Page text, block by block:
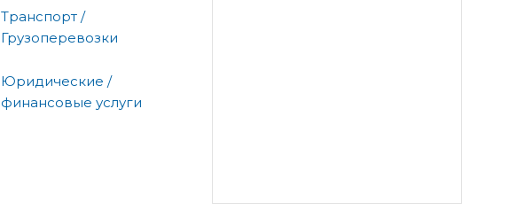
Транспорт /
Грузоперевозки
Юридические /
финансовые услуги